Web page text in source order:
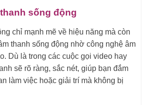
sống động
chỉ mạnh mẽ về hiệu năng mà còn
thanh sống động nhờ công nghệ âm
Dù là trong các cuộc gọi video hay
sẽ rõ ràng, sắc nét, giúp bạn đắm
làm việc hoặc giải trí mà không bị